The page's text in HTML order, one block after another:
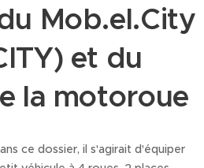
Mob.el.City
et du
la motoroue
ce dossier, il s'agirait d'équiper